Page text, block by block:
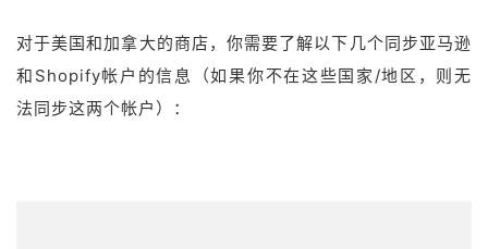
对于美国和加拿大的商店，你需要了解以下几个同步亚马逊
和Shopify帐户的信息（如果你不在这些国家/地区，则无
法同步这两个帐户）：